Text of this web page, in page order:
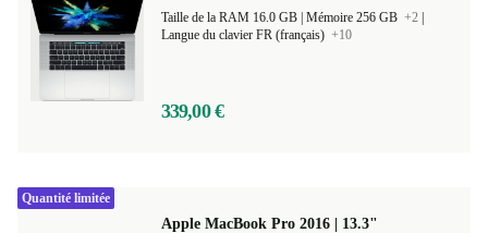
Mémoire 256 GB +2
Langue du clavier FR (français) +10
339,00 €
Apple MacBook Pro 2016 | 13.3"
Quantité limitée